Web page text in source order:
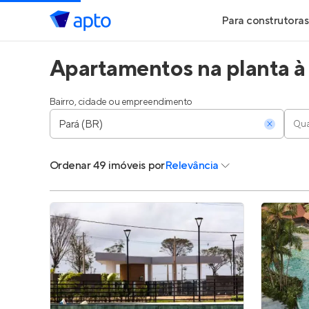
Para construtoras
Geração de
Geração de
Parcerias
Anunciar
Entrar no
Apartamentos na planta
Bairro, cidade ou empreendimento
Ordenar49 imóveis porRelevância